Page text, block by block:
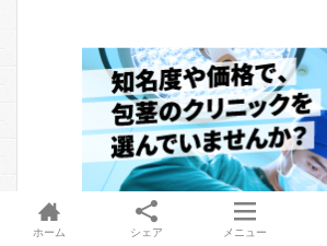
ホーム シェア メニュー